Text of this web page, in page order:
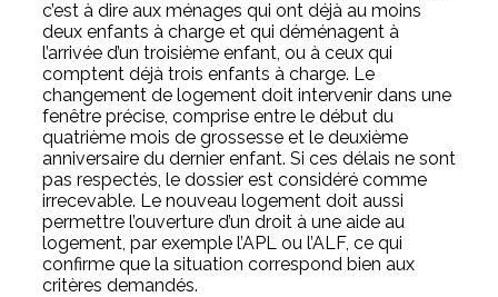
c’est à dire aux ménages qui ont déjà au moins
deux enfants à charge et qui déménagent à
l’arrivée d’un troisième enfant, ou à ceux qui
comptent déjà trois enfants à charge. Le
changement de logement doit intervenir dans une
fenêtre précise, comprise entre le début du
quatrième mois de grossesse et le deuxième
anniversaire du dernier enfant. Si ces délais ne sont
pas respectés, le dossier est considéré comme
irrecevable. Le nouveau logement doit aussi
permettre l’ouverture d’un droit à une aide au
logement, par exemple l’APL ou l’ALF, ce qui
confirme que la situation correspond bien aux
critères demandés.